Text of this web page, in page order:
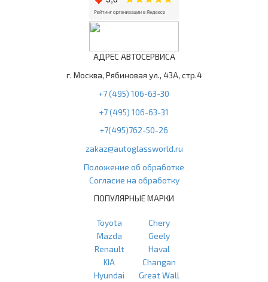
АДРЕС АВТОСЕРВИСА
г. Москва, Рябиновая ул., 43А, стр.4
+7 (495) 106-63-30
+7 (495) 106-63-31
+7(495)762-50-26
zakaz@autoglassworld.ru
Положение об обработке
Согласие на обработку
ПОПУЛЯРНЫЕ МАРКИ
Toyota
Mazda
Renault
KIA
Hyundai
Chery
Geely
Haval
Changan
Great Wall